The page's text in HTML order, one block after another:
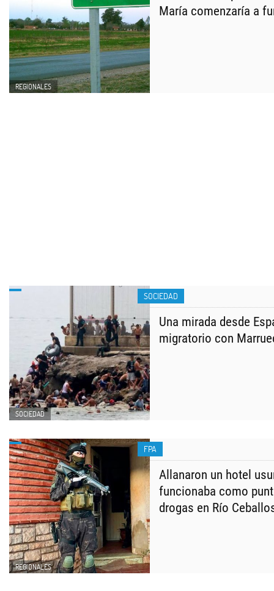
REGIONALES
María comenzaría a
SOCIEDAD
SOCIEDAD
Una mirada desde
migratorio con
FPA
REGIONALES
Allanaron un hotel
funcionaba como
drogas en Río